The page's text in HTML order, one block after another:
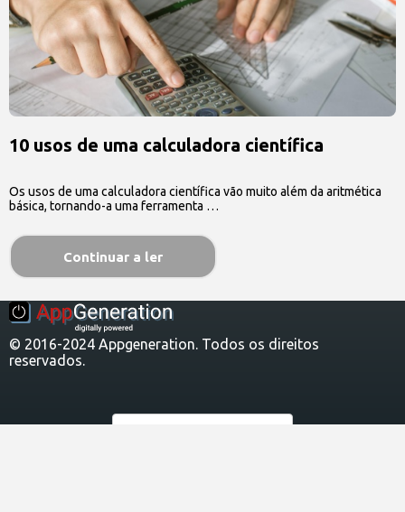
10 usos de uma calculadora científica
Os usos de uma calculadora científica vão muito além da aritmética
básica, tornando-a uma ferramenta …
Continuar a ler
© 2016-2024 Appgeneration. Todos os direitos
reservados.